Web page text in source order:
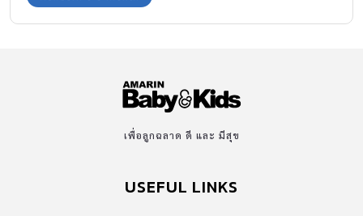
เพื่อลูกฉลาด ดี และ มีสุข
USEFUL LINKS